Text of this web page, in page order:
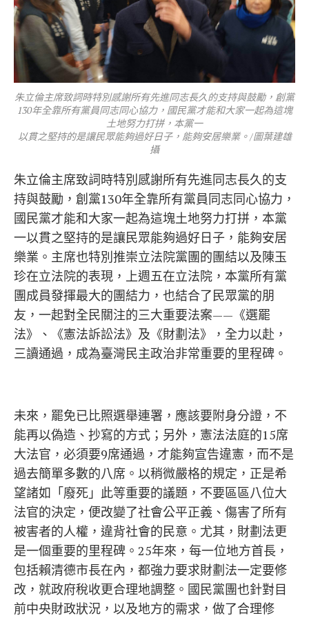
朱立倫主席致詞時特別感謝所有先進同志長久的支持與鼓勵，創黨
130年全靠所有黨員同志同心協力，國民黨才能和大家一起為這塊
土地努力打拼，本黨一
以貫之堅持的是讓民眾能夠過好日子，能夠安居樂業。/圖葉建雄
攝
朱立倫主席致詞時特別感謝所有先進同志長久的支
持與鼓勵，創黨130年全靠所有黨員同志同心協力，
國民黨才能和大家一起為這塊土地努力打拼，本黨
一以貫之堅持的是讓民眾能夠過好日子，能夠安居
樂業。主席也特別推崇立法院黨團的團結以及陳玉
珍在立法院的表現，上週五在立法院，本黨所有黨
團成員發揮最大的團結力，也結合了民眾黨的朋
友，一起對全民關注的三大重要法案——《選罷
法》、《憲法訴訟法》及《財劃法》，全力以赴，
三讀通過，成為臺灣民主政治非常重要的里程碑。
未來，罷免已比照選舉連署，應該要附身分證，不
能再以偽造、抄寫的方式；另外，憲法法庭的15席
大法官，必須要9席通過，才能夠宣告違憲，而不是
過去簡單多數的八席。以稍微嚴格的規定，正是希
望諸如「廢死」此等重要的議題，不要區區八位大
法官的決定，便改變了社會公平正義、傷害了所有
被害者的人權，違背社會的民意。尤其，財劃法更
是一個重要的里程碑。25年來，每一位地方首長，
包括賴清德市長在內，都強力要求財劃法一定要修
改，就政府稅收更合理地調整。國民黨團也針對目
前中央財政狀況，以及地方的需求，做了合理修